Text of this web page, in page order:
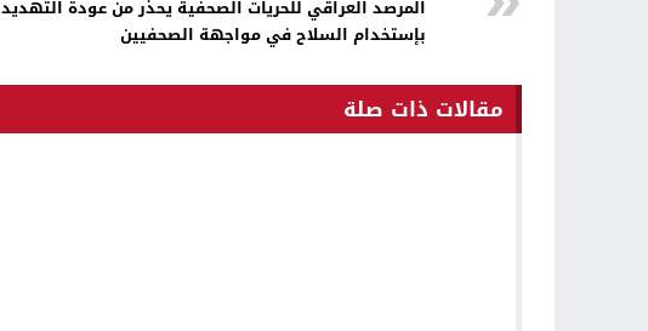
المرصد العراقي للحريات الصحفية يحذر من عودة التهديد
بإستخدام السلاح في مواجهة الصحفيين
مقالات ذات صلة